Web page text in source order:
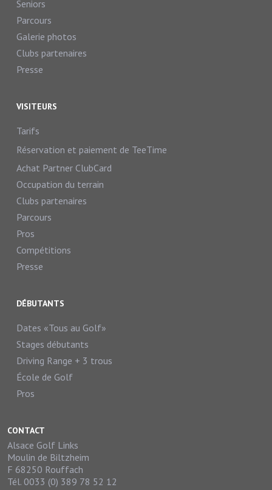
Seniors
Parcours
Galerie photos
Clubs partenaires
Presse
VISITEURS
Tarifs
Réservation et paiement de TeeTime
Achat Partner ClubCard
Occupation du terrain
Clubs partenaires
Parcours
Pros
Compétitions
Presse
DÉBUTANTS
Dates «Tous au Golf»
Stages débutants
Driving Range + 3 trous
École de Golf
Pros
CONTACT
Alsace Golf Links
Moulin de Biltzheim
F 68250 Rouffach
Tél. 0033 (0) 389 78 52 12